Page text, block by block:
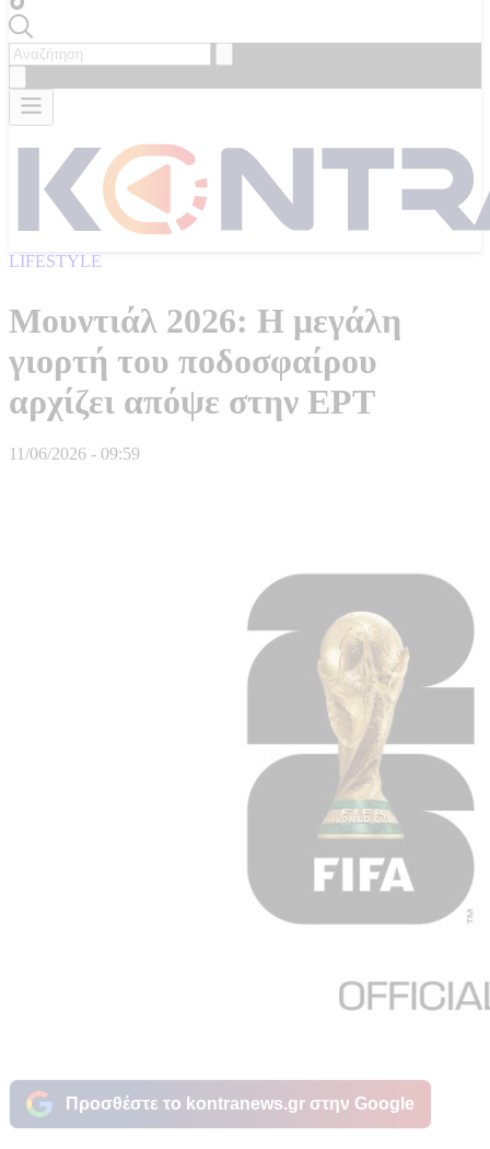
LIFESTYLE
Μουντιάλ 2026: H μεγάλη
γιορτή του ποδοσφαίρου
αρχίζει απόψε στην ΕΡΤ
11/06/2026 - 09:59
Προσθέστε το kontranews.gr στην Google